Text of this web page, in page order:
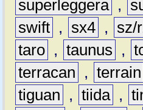
superleggera ,
swift , sx4 , sz/
taro , taunus ,
terracan
, terrain
tiguan
, tiida ,